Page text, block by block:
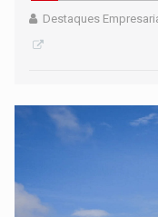
Destaques